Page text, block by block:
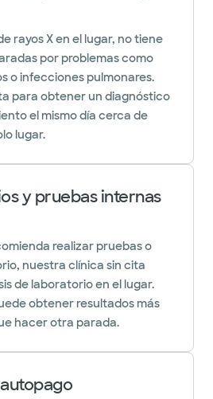
rayos X en el lugar, no tiene
por problemas como
o infecciones pulmonares.
para obtener un diagnóstico
el mismo día cerca de
lugar.
y pruebas internas
realizar pruebas o
nuestra clínica sin cita
de laboratorio en el lugar.
obtener resultados más
hacer otra parada.